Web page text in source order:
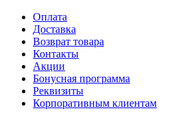
Оплата
Доставка
Возврат товара
Контакты
Акции
Бонусная программа
Реквизиты
Корпоративным клиентам